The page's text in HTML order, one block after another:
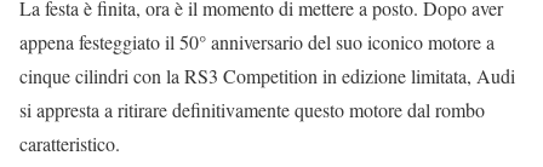
La festa è finita, ora è il momento di mettere a posto. Dopo aver
appena festeggiato il 50° anniversario del suo iconico motore a
cinque cilindri con la RS3 Competition in edizione limitata, Audi
si appresta a ritirare definitivamente questo motore dal rombo
caratteristico.